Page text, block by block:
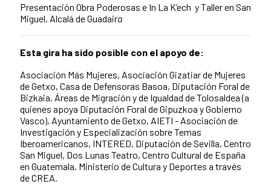
Presentación Obra Poderosas e In La K’ech yTaller en San
Miguel, Alcalá de Guadaira
Esta gira ha sido posible con el apoyo de:
Asociación Más Mujeres, Asociación Gizatiar de Mujeres
de Getxo, Casa de Defensoras Basoa, Diputación Foral de
Bizkaia, Áreas de Migración y de Igualdad de Tolosaldea (a
quienes apoya Diputación Foral de Gipuzkoa y Gobierno
Vasco), Ayuntamiento de Getxo, AIETI - Asociación de
Investigación y Especialización sobre Temas
Iberoamericanos, INTERED, Diputación de Sevilla, Centro
San Miguel, Dos Lunas Teatro, Centro Cultural de España
en Guatemala, Ministerio de Cultura y Deportes a través
de CREA.